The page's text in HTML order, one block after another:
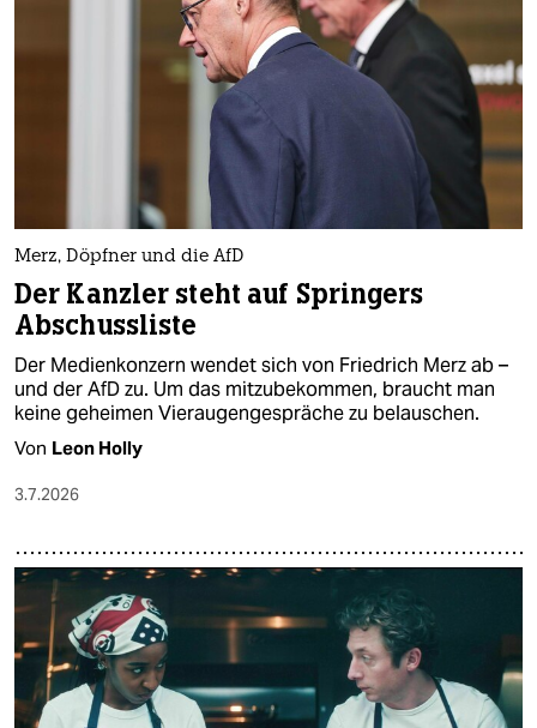
Merz, Döpfner und die AfD
Der Kanzler steht auf Springers
Abschussliste
Der Medienkonzern wendet sich von Friedrich Merz ab –
und der AfD zu. Um das mitzubekommen, braucht man
keine geheimen Vieraugengespräche zu belauschen.
Von Leon Holly
3.7.2026